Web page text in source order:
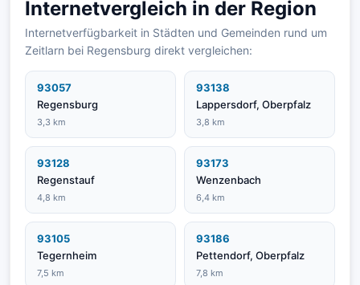
Internetvergleich in der Region
Internetverfügbarkeit in Städten und Gemeinden rund um
Zeitlarn bei Regensburg direkt vergleichen:
93057
Regensburg
3,3 km
93138
Lappersdorf, Oberpfalz
3,8 km
93128
Regenstauf
4,8 km
93173
Wenzenbach
6,4 km
93105
Tegernheim
7,5 km
93186
Pettendorf, Oberpfalz
7,8 km